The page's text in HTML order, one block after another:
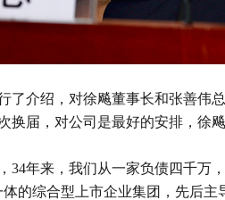
了介绍，对徐飚董事长和张善伟
届，对公司是最好的安排，徐
年来，我们从一家负债四千万
的综合型上市企业集团，先后